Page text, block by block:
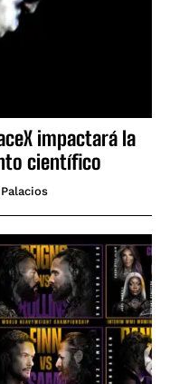
impactará la
científico